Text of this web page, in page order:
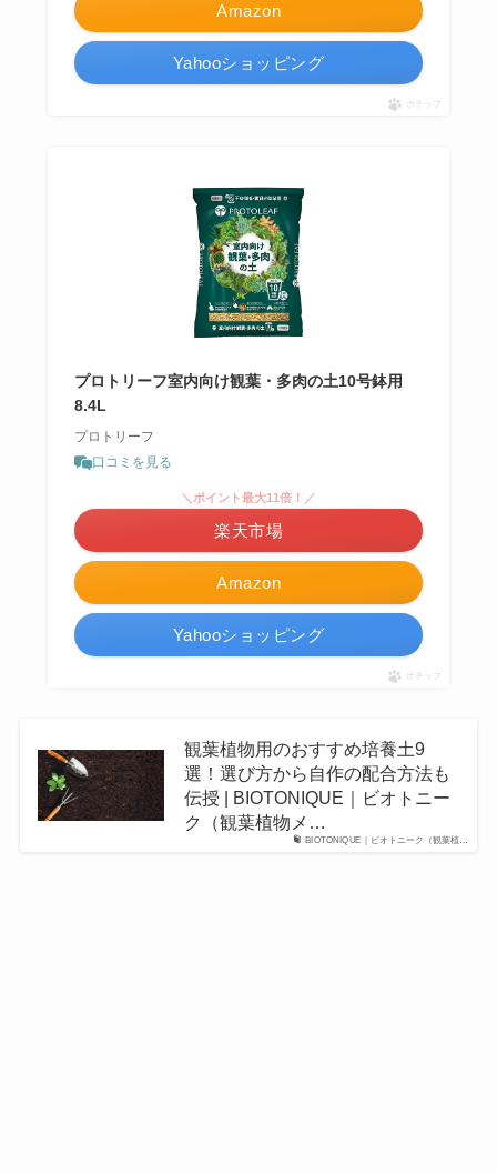
Amazon
Yahooショッピング
ポチップ
プロトリーフ室内向け観葉・多肉の土10号鉢用
8.4L
プロトリーフ
口コミを見る
Amazon
＼ポイント最大11倍！／
楽天市場
Yahooショッピング
ポチップ
BIOTONIQUE｜ビオトニーク（観葉植…
観葉植物用のおすすめ培養土9
選！選び方から自作の配合方法も
伝授 | BIOTONIQUE｜ビオトニー
ク（観葉植物メ…